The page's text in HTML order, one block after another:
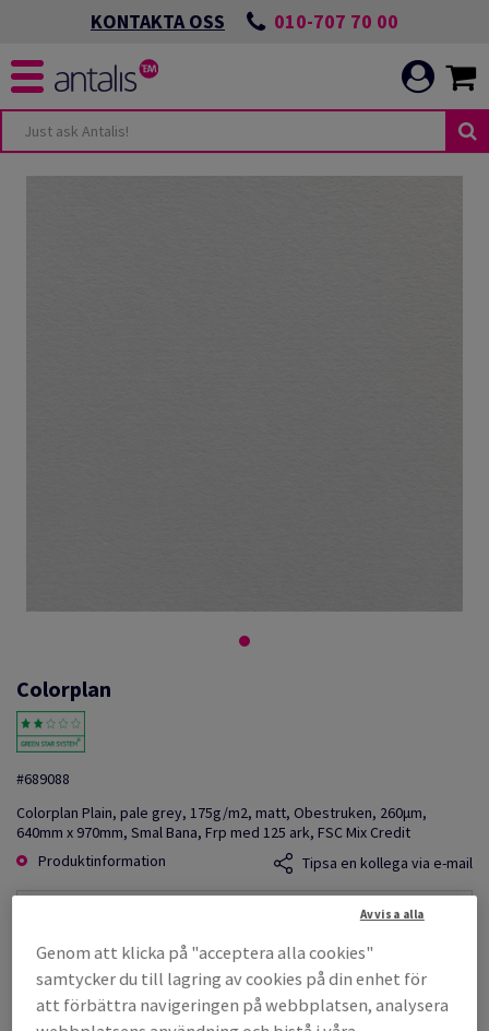
KONTAKTA OSS 010-707 70 00
Colorplan
#689088
Colorplan Plain, pale grey, 175g/m2, matt, Obestruken, 260µm,
640mm x 970mm, Smal Bana, Frp med 125 ark, FSC Mix Credit
Produktinformation
Tipsa en kollega via e-mail
per 1 000 Sheet(s)
(109 kg )
BESTÄLLNINGSVARA, INGEN RETURRÄTT, FÖRVÄNTAT
Genom att klicka på "acceptera alla cookies"
samtycker du till lagring av cookies på din enhet för
att förbättra navigeringen på webbplatsen, analysera
Avvisa alla